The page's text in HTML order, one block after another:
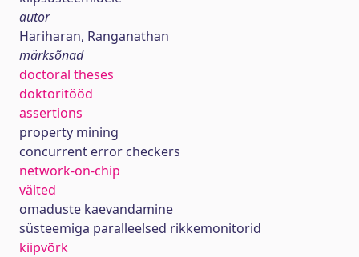
autor
Hariharan, Ranganathan
märksõnad
doctoral theses
doktoritööd
assertions
property mining
concurrent error checkers
network-on-chip
väited
omaduste kaevandamine
süsteemiga paralleelsed rikkemonitorid
kiipvõrk